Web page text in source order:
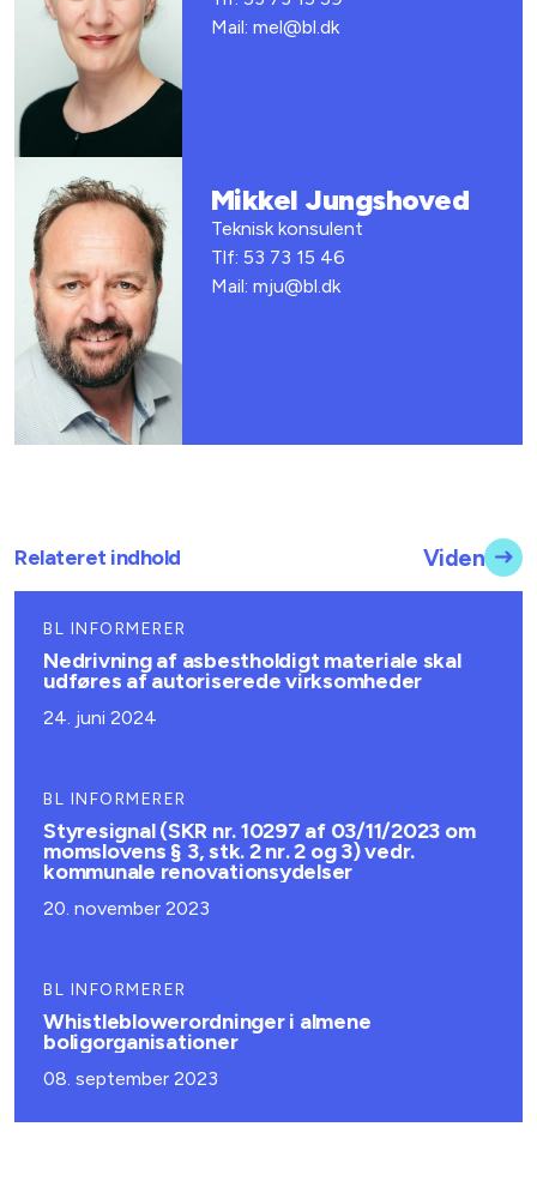
Mail: mel@bl.dk
Mikkel Jungshoved
Teknisk konsulent
Tlf: 53 73 15 46
Mail: mju@bl.dk
Relateret indhold Viden
BL INFORMERER
Nedrivning af asbestholdigt materiale skal
udføres af autoriserede virksomheder
24. juni 2024
BL INFORMERER
Styresignal (SKR nr. 10297 af 03/11/2023 om
momslovens § 3, stk. 2 nr. 2 og 3) vedr.
kommunale renovationsydelser
20. november 2023
BL INFORMERER
Whistleblowerordninger i almene
boligorganisationer
08. september 2023